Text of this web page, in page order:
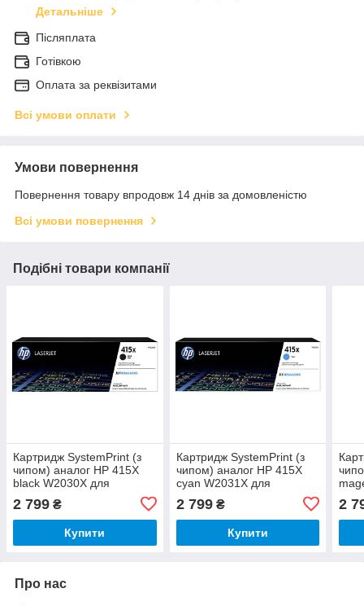
Детальніше
Післяплата
Готівкою
Оплата за реквізитами
Всі умови оплати
Умови повернення
Повернення товару впродовж 14 днів за домовленістю
Всі умови повернення
Подібні товари компанії
Картридж SystemPrint (з
чипом) аналог HP 415X
black W2030X для
принтера Color LaserJet
Pro M479dw, M479fdn,
M479fdw, M479fnw,
2 799 ₴
Купити
Картридж SystemPrint (з
чипом) аналог HP 415X
cyan W2031X для
принтера Color LaserJet
Pro M479dw, M479fdn,
M479fdw, M479fnw,
2 799₴
Купити
Pro
2
Про нас